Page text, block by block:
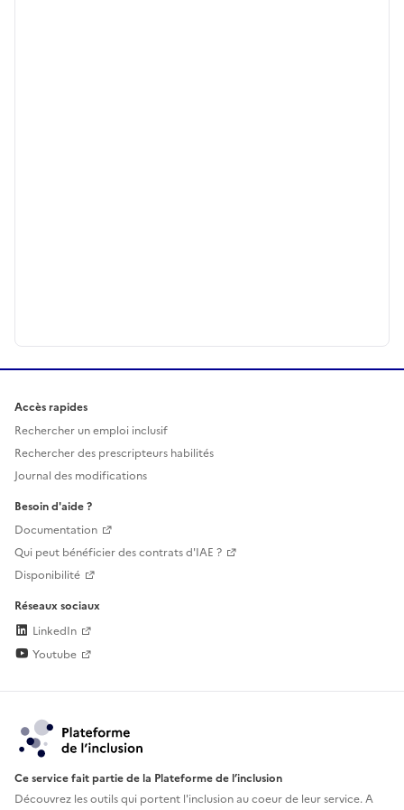
Accès rapides
Rechercher un emploi inclusif
Rechercher des prescripteurs habilités
Journal des modifications
Besoin d'aide ?
Documentation
Qui peut bénéficier des contrats d'IAE ?
Disponibilité
Réseaux sociaux
LinkedIn
Youtube
Ce service fait partie de la Plateforme de l’inclusion
Découvrez les outils qui portent l'inclusion aucoeur de leur service. A